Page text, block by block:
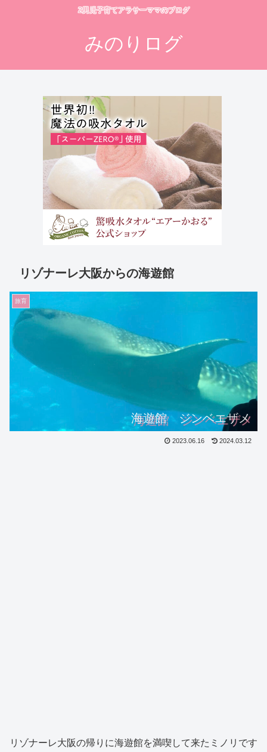
2男児子育てアラサーママのブログ
みのりログ
リゾナーレ大阪からの海遊館
旅育
海遊館 ジンベエザメ
2023.06.16 2024.03.12
リゾナーレ大阪の帰りに海遊館を満喫して来たミノリです